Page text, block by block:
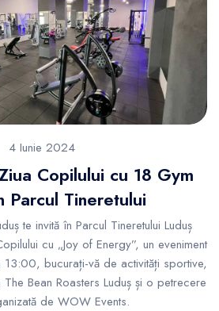
4 Iunie 2024
Copilului cu 18 Gym
Parcul Tineretului
te invită în Parcul Tineretului Luduș
cu „Joy of Energy”, un eveniment
bucurați-vă de activități sportive,
Bean Roasters Luduș și o petrecere
de WOW Events.